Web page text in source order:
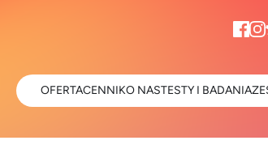
OFERTACENNIKO NASTESTY I BADANIA